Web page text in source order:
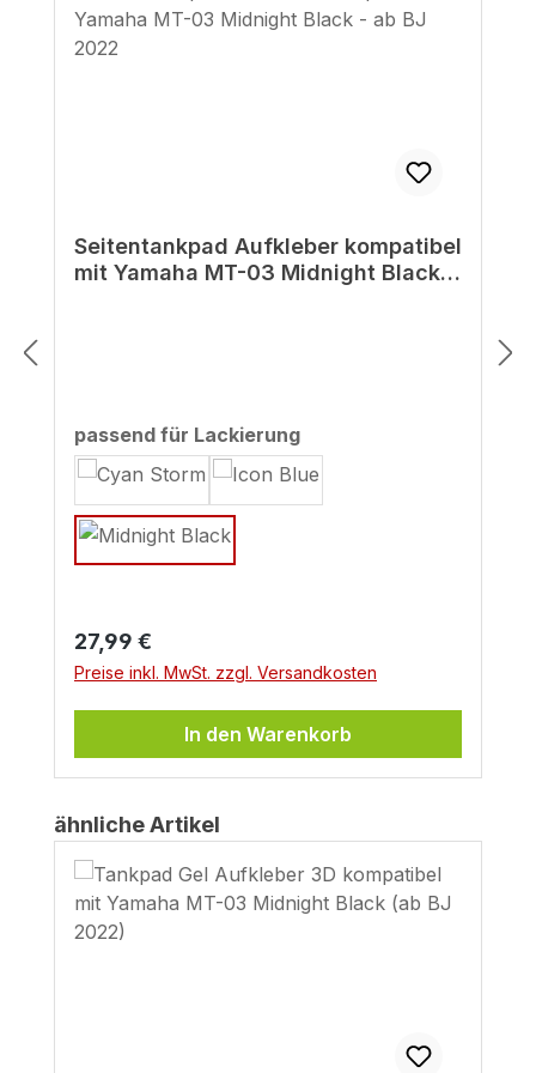
Seitentankpad Aufkleber kompatibel
mit Yamaha MT-03 Midnight Black -
passend für Lackierungauswählen
Regulärer Preis:
27,99 €
Preise inkl. MwSt. zzgl. Versandkosten
In den Warenkorb
Produktgalerie überspringen
ähnliche Artikel